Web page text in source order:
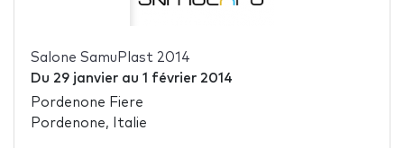
Salone SamuPlast 2014
Du 29 janvierau 1 février 2014
Pordenone Fiere
Pordenone, Italie